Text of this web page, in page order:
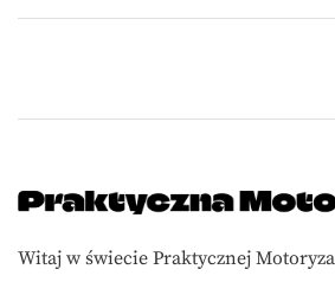
Witaj w świecie Praktycznej